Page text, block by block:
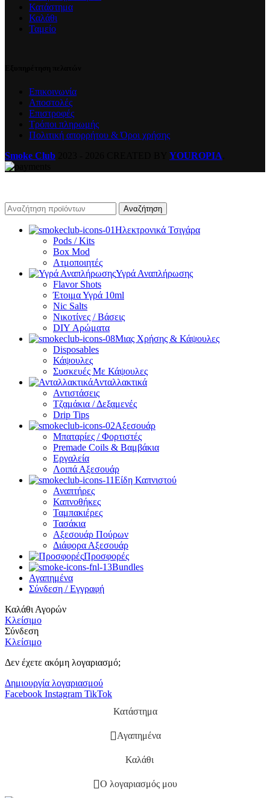
Κατάστημα
Καλάθι
Ταμείο
Επικοινωνία
Αποστολές
Επιστροφές
Τρόποι πληρωμής
Πολιτική απορρήτου & Όροι χρήσης
Smoke Club
YOUROPIA
Αναζήτηση
Ηλεκτρονικά Τσιγάρα
Pods / Kits
Box Mod
Ατμοποιητές
Υγρά Αναπλήρωσης
Flavor Shots
Έτοιμα Υγρά 10ml
Nic Salts
Νικοτίνες / Βάσεις
DIY Αρώματα
Μιας Χρήσης & Κάψουλες
Disposables
Κάψουλες
Συσκευές Με Κάψουλες
Ανταλλακτικά
Αντιστάσεις
Τζαμάκια / Δεξαμενές
Drip Tips
Αξεσουάρ
Μπαταρίες / Φορτιστές
Premade Coils & Βαμβάκια
Εργαλεία
Λοιπά Αξεσουάρ
Είδη Καπνιστού
Αναπτήρες
Καπνοθήκες
Ταμπακιέρες
Τασάκια
Αξεσουάρ Πούρων
Διάφορα Αξεσουάρ
Προσφορές
Bundles
Αγαπημένα
Σύνδεση / Εγγραφή
Καλάθι Αγορών
Κλείσιμο
Σύνδεση
Κλείσιμο
Δεν έχετε ακόμη λογαριασμό;
Δημιουργία λογαριασμού
Facebook Instagram TikTok
Κατάστημα
Αγαπημένα
Καλάθι
Ο λογαριασμός μου